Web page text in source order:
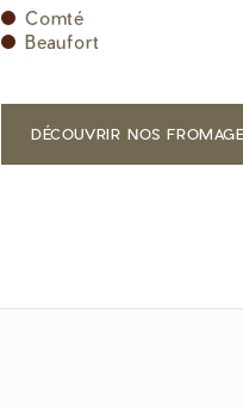
Comté
Beaufort
DÉCOUVRIR NOS